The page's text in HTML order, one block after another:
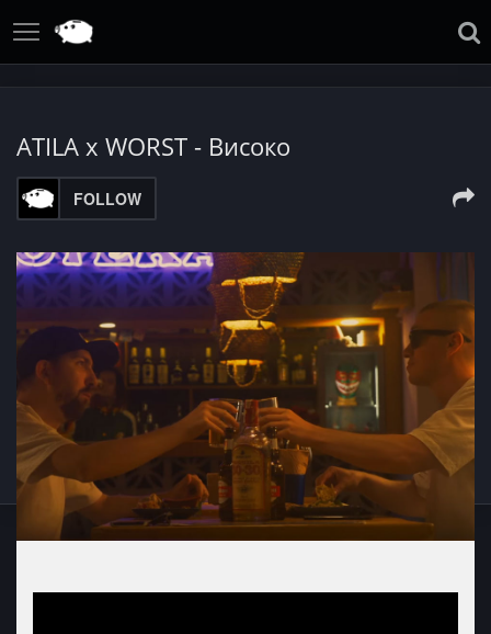
ATILA x WORST - Високо
FOLLOW